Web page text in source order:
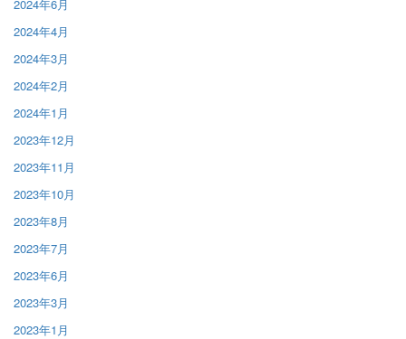
2024年6月
2024年4月
2024年3月
2024年2月
2024年1月
2023年12月
2023年11月
2023年10月
2023年8月
2023年7月
2023年6月
2023年3月
2023年1月